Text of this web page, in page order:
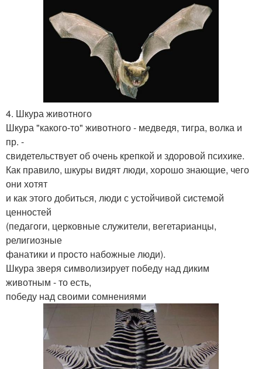
4. Шкура животного
Шкура "какого-то" животного - медведя, тигра, волка и
пр. -
свидетельствует об очень крепкой и здоровой психике.
Как правило, шкуры видят люди, хорошо знающие, чего
они хотят
и как этого добиться, люди с устойчивой системой
ценностей
(педагоги, церковные служители, вегетарианцы,
религиозные
фанатики и просто набожные люди).
Шкура зверя символизирует победу над диким
животным - то есть,
победу над своими сомнениями